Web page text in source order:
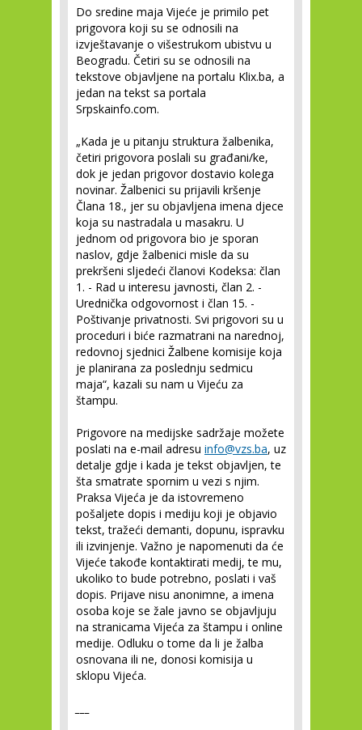
Do sredine maja Vijeće je primilo pet
prigovora koji su se odnosili na
izvještavanje o višestrukom ubistvu u
Beogradu. Četiri su se odnosili na
tekstove objavljene na portalu Klix.ba, a
jedan na tekst sa portala
Srpskainfo.com.
„Kada je u pitanju struktura žalbenika,
četiri prigovora poslali su građani/ke,
dok je jedan prigovor dostavio kolega
novinar. Žalbenici su prijavili kršenje
Člana 18., jer su objavljena imena djece
koja su nastradala u masakru. U
jednom od prigovora bio je sporan
naslov, gdje žalbenici misle da su
prekršeni sljedeći članovi Kodeksa: član
1. - Rad u interesu javnosti, član 2. -
Urednička odgovornost i član 15. -
Poštivanje privatnosti. Svi prigovori su u
proceduri i biće razmatrani na narednoj,
redovnoj sjednici Žalbene komisije koja
je planirana za poslednju sedmicu
maja“, kazali su nam u Vijeću za
štampu.
Prigovore na medijske sadržaje možete
poslati na e-mail adresu info@vzs.ba, uz
detalje gdje i kada je tekst objavljen, te
šta smatrate spornim u vezi s njim.
Praksa Vijeća je da istovremeno
pošaljete dopis i mediju koji je objavio
tekst, tražeći demanti, dopunu, ispravku
ili izvinjenje. Važno je napomenuti da će
Vijeće takođe kontaktirati medij, te mu,
ukoliko to bude potrebno, poslati i vaš
dopis. Prijave nisu anonimne, a imena
osoba koje se žale javno se objavljuju
na stranicama Vijeća za štampu i online
medije. Odluku o tome da li je žalba
osnovana ili ne, donosi komisija u
sklopu Vijeća.